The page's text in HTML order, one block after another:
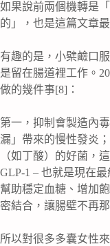
如果說前兩個機轉是
的」，也是這篇文章
有趣的是，小檗鹼口
是留在腸道裡工作。
做的幾件事[8]：
第一，抑制會製造內
漏」帶來的慢性發炎
（如丁酸）的好菌，
GLP-1 – 也就是現在
幫助穩定血糖、增加
密結合，讓腸壁不再
所以對很多多囊女性